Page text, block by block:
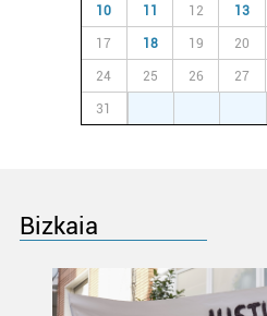
10 11 12 13
17 18 19 20
24 25 26 27
31
Bizkaia